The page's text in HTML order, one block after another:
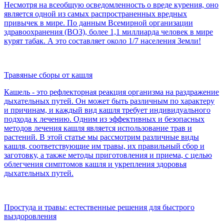
Несмотря на всеобщую осведомленность о вреде курения, оно
является одной из самых распространенных вредных
привычек в мире. По данным Всемирной организации
здравоохранения (ВОЗ), более 1,1 миллиарда человек в мире
курят табак. А это составляет около 1/7 населения Земли!
Травяные сборы от кашля
Кашель - это рефлекторная реакция организма на раздражение
дыхательных путей. Он может быть различным по характеру
и причинам, и каждый вид кашля требует индивидуального
подхода к лечению. Одним из эффективных и безопасных
методов лечения кашля является использование трав и
растений. В этой статье мы рассмотрим различные виды
кашля, соответствующие им травы, их правильный сбор и
заготовку, а также методы приготовления и приема, с целью
облегчения симптомов кашля и укрепления здоровья
дыхательных путей.
Простуда и травы: естественные решения для быстрого
выздоровления